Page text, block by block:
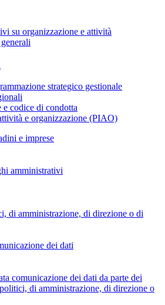
su organizzazione e attività
strategico gestionale
codice di condotta
e organizzazione (PIAO)
e imprese
amministrativi
di amministrazione, di direzione o di
dei dati
comunicazione dei dati da parte dei
di amministrazione, di direzione o